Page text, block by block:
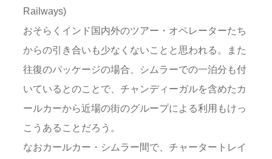
Railways)
おそらくインド国内外のツアー・オペレーターたち
からの引き合いも少なくないことと思われる。また
往復のパッケージの場合、シムラーでの一泊分も付
いているとのことで、チャンディーガルを含めたカ
ールカーから近場の街のグループによる利用もけっ
こうあることだろう。
なおカールカー・シムラー間で、チャータートレイ